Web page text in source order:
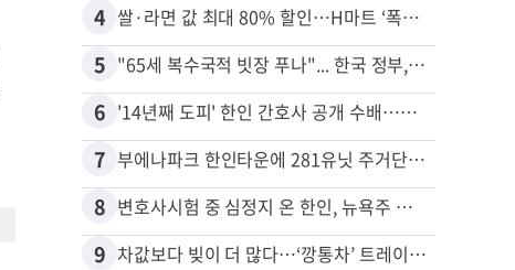
4 쌀·라면 값 최대 80% 할인…H마트 ‘폭탄 세일’
5 "65세 복수국적 빗장 푸나"... 한국 정부, 연령 완화 전면 추진
6 '14년째 도피' 한인 간호사 공개 수배…메디케어 사기 유죄
7 부에나파크 한인타운에 281유닛 주거단지 들어선다
8 변호사시험 중 심정지 온 한인, 뉴욕주 제소
9 차값보다 빚이 더 많다…‘깡통차’ 트레이드인 급증